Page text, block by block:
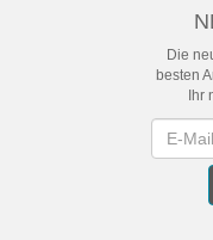
Die
besten
Ihr